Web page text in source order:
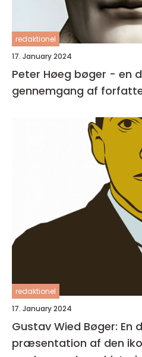
redaktionel
17. January 2024
Peter Høeg bøger - en
gennemgang af
redaktionel
17. January 2024
Gustav Wied Bøger: En
præsentation af den